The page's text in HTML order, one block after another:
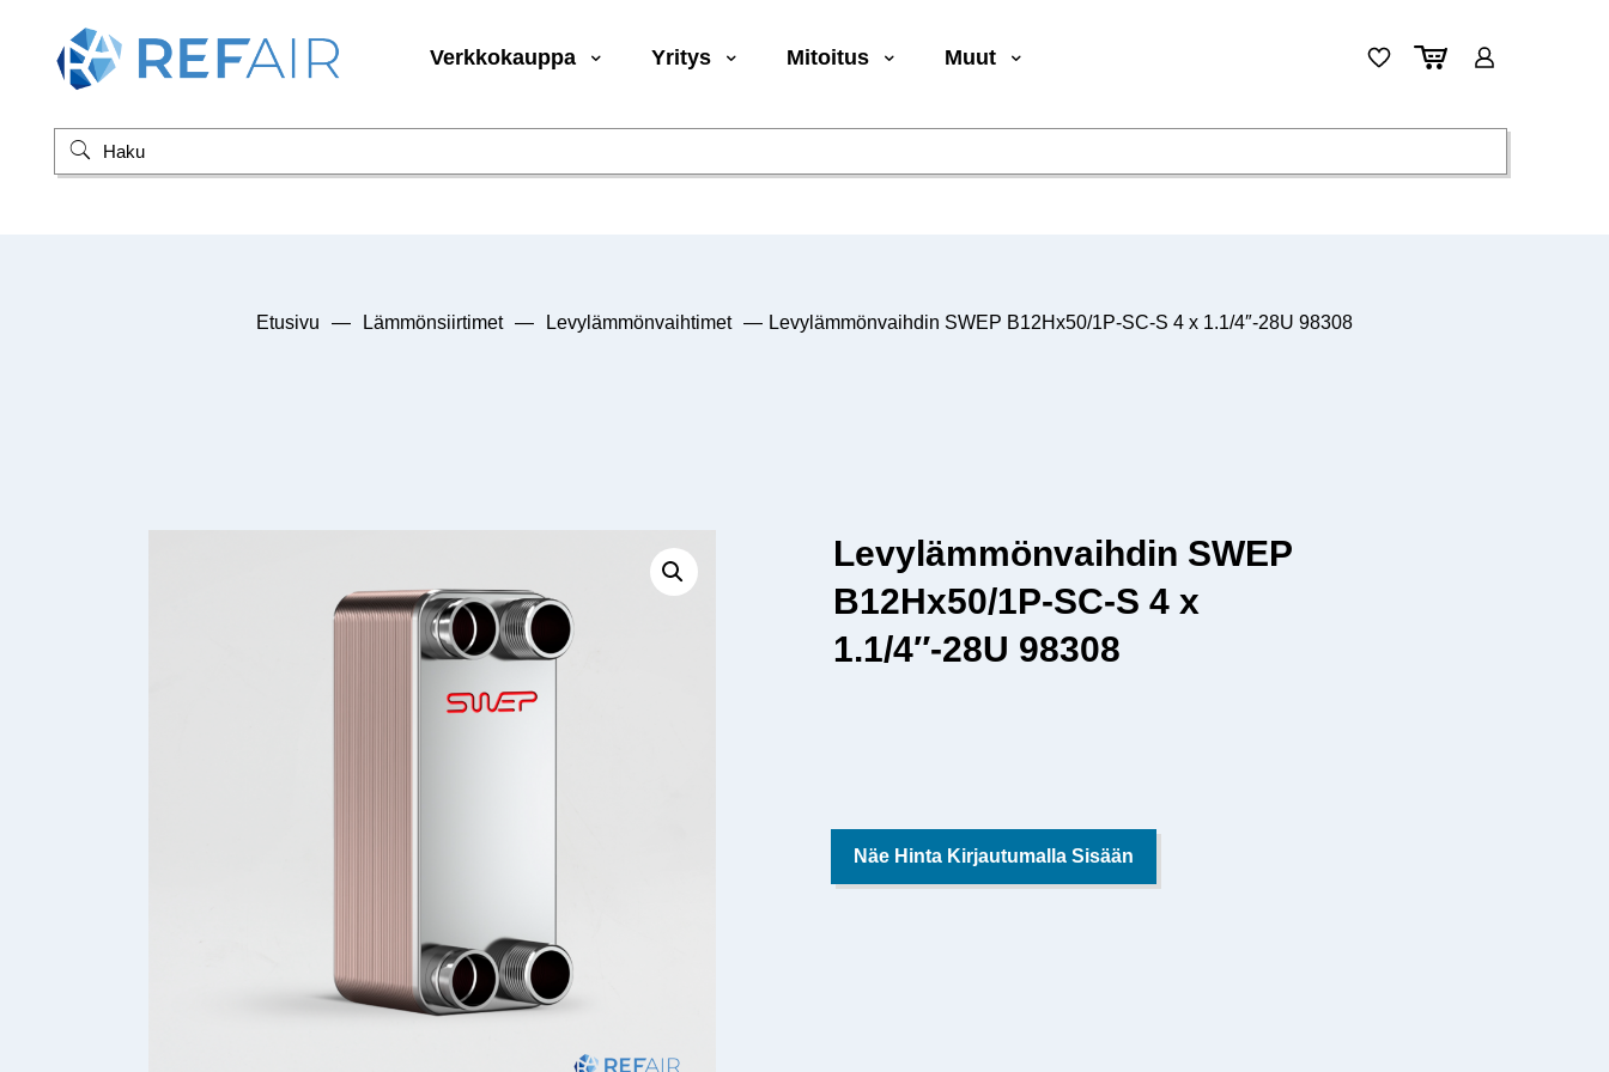
Verkkokauppa Yritys Mitoitus Muut
Etusivu — Lämmönsiirtimet — Levylämmönvaihtimet — Levylämmönvaihdin SWEP B12Hx50/1P-SC-S 4 x 1.1/4″-28U 98308
Levylämmönvaihdin SWEP
B12Hx50/1P-SC-S 4 x
1.1/4″-28U 98308
Näe Hinta Kirjautumalla Sisään